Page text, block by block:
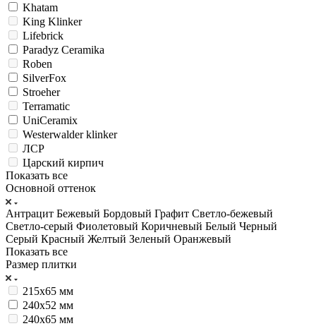
Khatam
King Klinker
Lifebrick
Paradyz Ceramika
Roben
SilverFox
Stroeher
Terramatic
UniCeramix
Westerwalder klinker
ЛСР
Царский кирпич
Показать все
Основной оттенок
Антрацит Бежевый Бордовый Графит Светло-бежевый
Светло-серый Фиолетовый Коричневый Белый Черный
Серый Красный Желтый Зеленый Оранжевый
Показать все
Размер плитки
215х65 мм
240x52 мм
240x65 мм